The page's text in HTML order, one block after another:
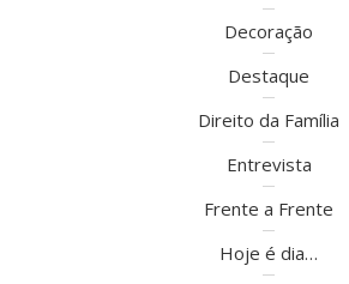
Decoração
Destaque
Direito da Família
Entrevista
Frente a Frente
Hoje é dia…